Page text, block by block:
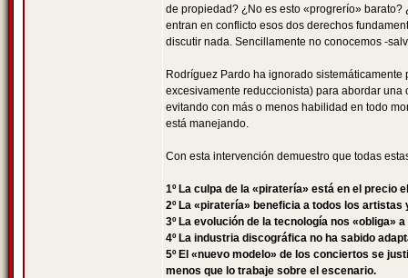
de propiedad? ¿No es esto «progrerío»
entran en conflicto esos dos derechos
discutir nada. Sencillamente no conocemos -
Rodríguez Pardo ha ignorado
excesivamente reduccionista) para abordar
evitando con más o menos habilidad en todo
está manejando.
Con esta intervención demuestro que todas
1º La culpa de la «piratería» está en el precio
2º La «piratería» beneficia a todos los
3º La evolución de la tecnología nos
4º La industria discográfica no ha sabido
5º El «nuevo modelo» de los conciertos se
menos que lo trabaje sobre el escenario.